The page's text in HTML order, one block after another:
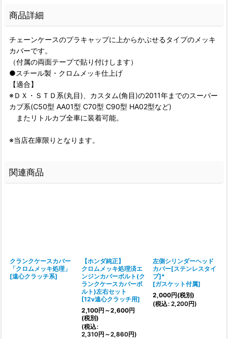
商品詳細
チェーンケースのプラキャップに上からかぶせるタイプのメッキ
カバーです。
（付属の両面テープで貼り付けします）
●スチール製・クロムメッキ仕上げ
【適合】
※ＤＸ・ＳＴＤ系(丸目)、カスタム(角目)の2011年までのスーパー
カブ系(C50型 AA01型 C70型 C90型 HA02型など)
またリトルカブ全車に装着可能。
※当店在庫限りとなります。
関連商品
クランクケースカバー
「クロムメッキ処理」
[遠心クラッチ系]
【ホンダ純正】
クロムメッキ処理済エ
ンジンカバーボルト(ク
ランクケースカバーボ
ルト)左右セット
[12v遠心クラッチ用]
2,100円 ～2,600円
(税別)
(税込:
2,310円 ～2,860円)
左側シリンダーヘッド
カバー[ステンレスタイ
プ]*
[ガスケット付属]
2,000円(税別)
(税込: 2,200円)